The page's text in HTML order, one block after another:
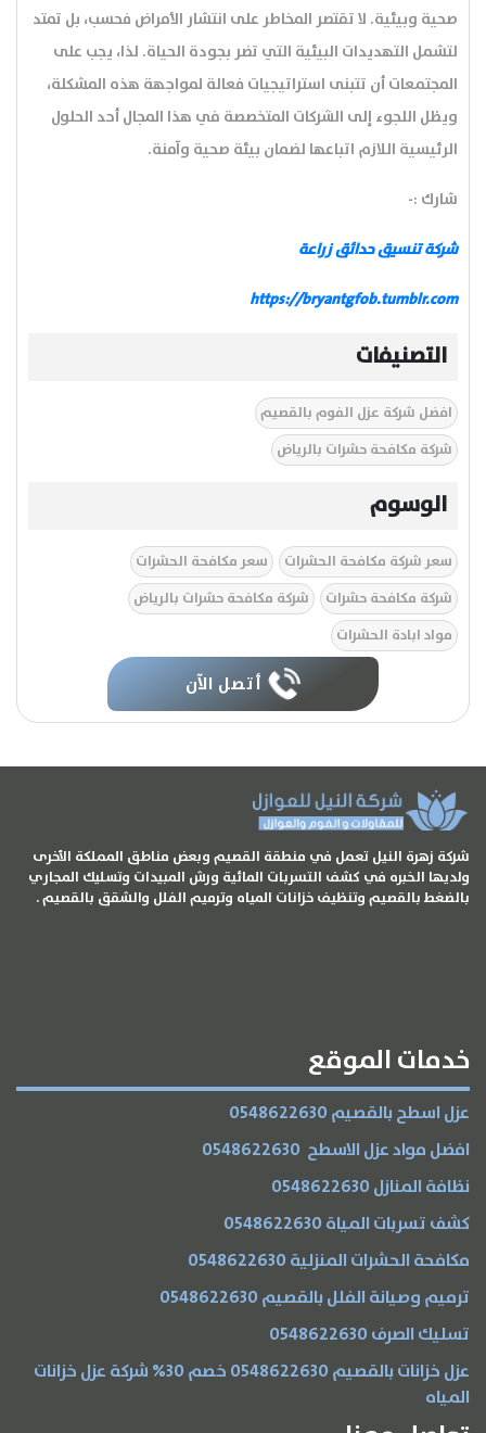
صحية وبيئية. لا تقتصر المخاطر على انتشار الأمراض فحسب، بل تمتد
لتشمل التهديدات البيئية التي تضر بجودة الحياة. لذا، يجب على
المجتمعات أن تتبنى استراتيجيات فعالة لمواجهة هذه المشكلة،
ويظل اللجوء إلى الشركات المتخصصة في هذا المجال أحد الحلول
الرئيسية اللازم اتباعها لضمان بيئة صحية وآمنة.
شارك :-
شركة تنسيق حدائق زراعة
https://bryantgfob.tumblr.com
التصنيفات
افضل شركة عزل الفوم بالقصيم
شركة مكافحة حشرات بالرياض
الوسوم
سعر شركة مكافحة الحشرات
سعر مكافحة الحشرات
شركة مكافحة حشرات
شركة مكافحة حشرات بالرياض
مواد ابادة الحشرات
أتصل الآن
شركة زهرة النيل تعمل في منطقة القصيم وبعض مناطق المملكة الأخرى
ولديها الخبره في كشف التسربات المائية ورش المبيدات وتسليك المجاري
بالضغط بالقصيم وتنظيف خزانات المياه وترميم الفلل والشقق بالقصيم .
خدمات الموقع
عزل اسطح بالقصيم 0548622630
افضل مواد عزل الاسطح 0548622630
نظافة المنازل 0548622630
كشف تسربات المياة 0548622630
مكافحة الحشرات المنزلية 0548622630
ترميم وصيانة الفلل بالقصيم 0548622630
تسليك الصرف 0548622630
عزل خزانات بالقصيم 0548622630 خصم 30% شركة عزل خزانات
المياه